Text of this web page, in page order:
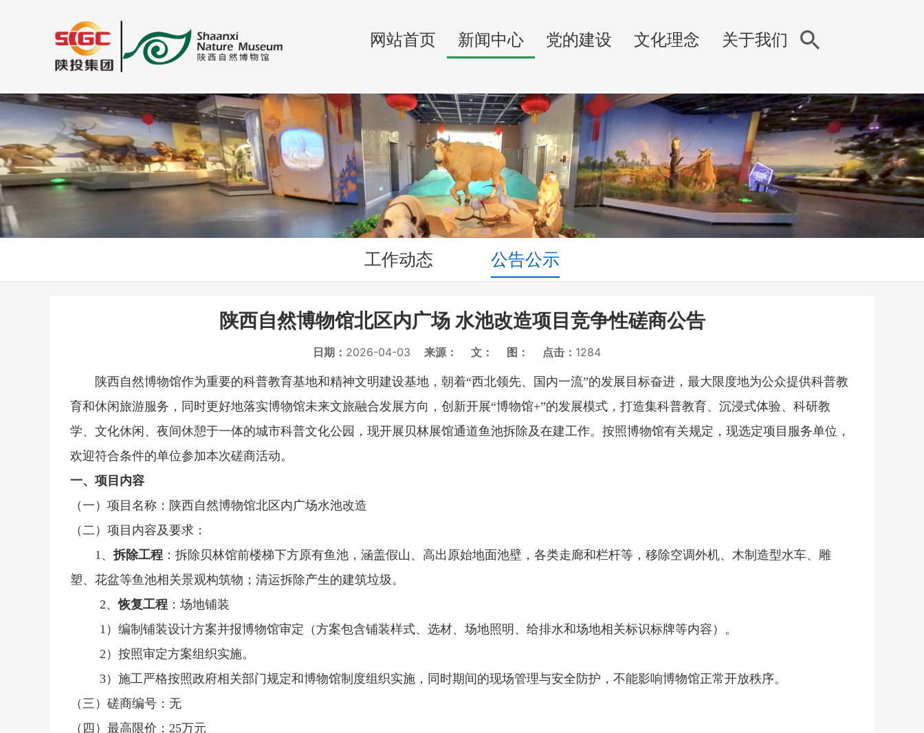
网站首页 新闻中心 党的建设 文化理念 关于我们
工作动态 公告公示
陕西自然博物馆北区内广场 水池改造项目竞争性磋商公告
日期： 2026-04-03 来源： 文： 图： 点击： 1284
陕西自然博物馆作为重要的科普教育基地和精神文明建设基地，朝着“西北领先、国内一流”的发展目标奋进，最大限度地为公众提供科普教
育和休闲旅游服务，同时更好地落实博物馆未来文旅融合发展方向，创新开展“博物馆+”的发展模式，打造集科普教育、沉浸式体验、科研教
学、文化休闲、夜间休憩于一体的城市科普文化公园，现开展贝林展馆通道鱼池拆除及在建工作。按照博物馆有关规定，现选定项目服务单位，
欢迎符合条件的单位参加本次磋商活动。
一、项目内容
（一）项目名称：陕西自然博物馆北区内广场水池改造
（二）项目内容及要求：
1、 拆除工程 ： 拆除贝林馆前楼梯下方原有鱼池，涵盖假山、高出原始地面池壁，各类走廊和栏杆等，移除空调外机、木制造型水车、雕
塑、花盆等鱼池相关景观构筑物；清运拆除产生的建筑垃圾。
2、恢复工程 ：场地铺装
1）编制铺装设计方案并报博物馆审定（方案包含铺装样式、选材、场地照明、给排水和场地相关标识标牌等内容）。
2）按照审定方案组织实施。
3）施工严格按照政府相关部门规定和博物馆制度组织实施，同时期间的现场管理与安全防护，不能影响博物馆正常开放秩序。
（三）磋商编号：无
（四）最高限价： 25万元